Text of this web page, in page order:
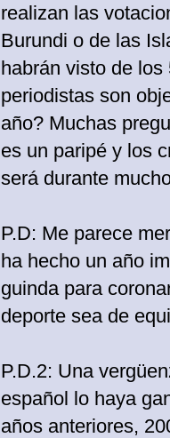
realizan las
Burundi o de las
habrán visto de
periodistas son
año? Muchas
es un paripé y los
será durante
P.D: Me parece
ha hecho un año
guinda para
deporte sea de
P.D.2: Una
español lo haya
años anteriores,